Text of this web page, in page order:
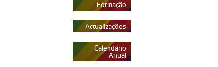
Formação
Actualizações
Calendário
Anual